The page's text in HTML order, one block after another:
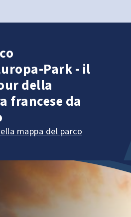
Park - il
della
francese da
mappa del parco